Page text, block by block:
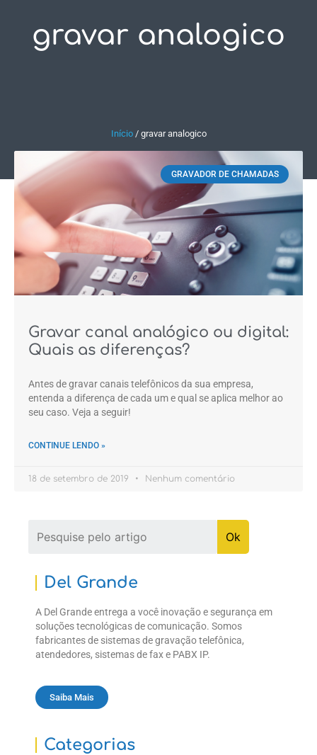
Fale Conosco
gravar analogico
Início/ gravar analogico
GRAVADOR DE CHAMADAS
Gravar canal analógico ou digital:
Quais as diferenças?
Antes de gravar canais telefônicos da sua empresa,
entenda a diferença de cada um e qual se aplica melhor ao
seu caso. Veja a seguir!
CONTINUE LENDO »
18 de setembro de 2019 Nenhum comentário
Del Grande
A Del Grande entrega a você inovação e segurança em
soluções tecnológicas de comunicação. Somos
fabricantes de sistemas de gravação telefônica,
atendedores, sistemas de fax e PABX IP.
Saiba Mais
Categorias